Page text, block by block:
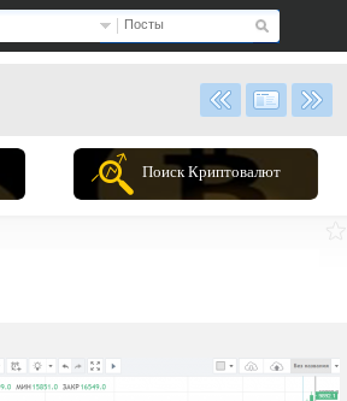
Посты
Поиск Криптовалют